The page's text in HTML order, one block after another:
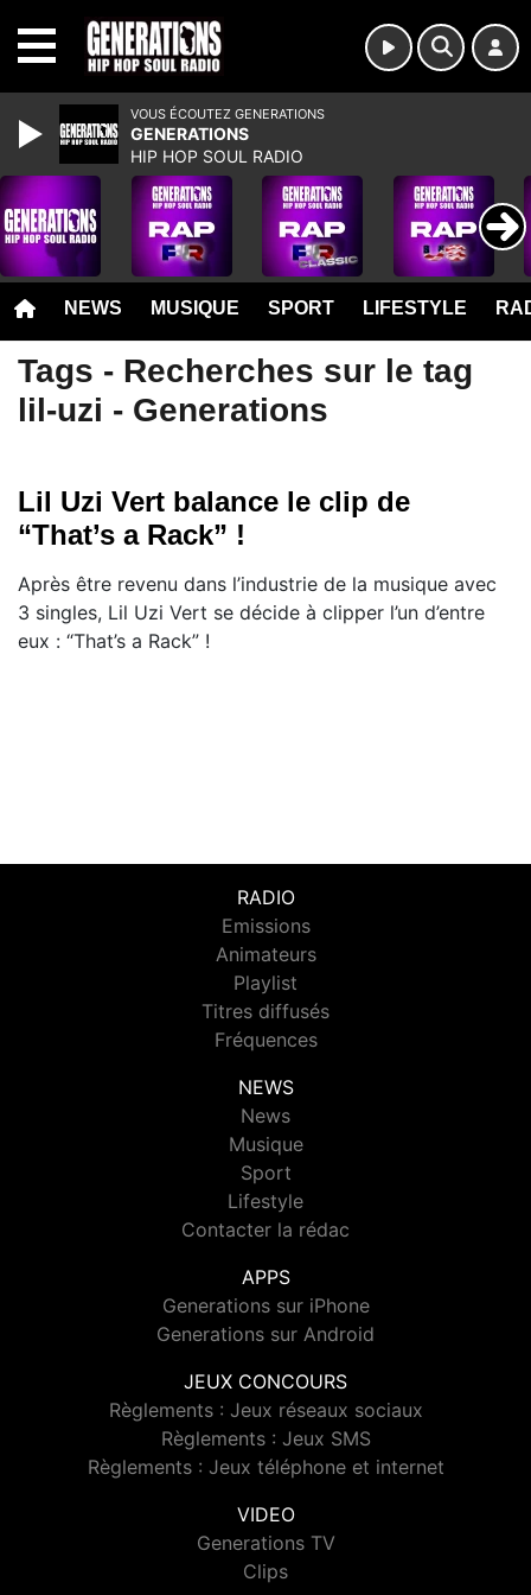
NEWS MUSIQUE SPORT LIFESTYLE
Tags - Recherches sur le tag
lil-uzi - Generations
Lil Uzi Vert balance le clip de
“That’s a Rack” !
Après être revenu dans l’industrie de la musique avec
3 singles, Lil Uzi Vert se décide à clipper l’un d’entre
eux : “That’s a Rack” !
RADIO
Emissions
Animateurs
Playlist
Titres diffusés
Fréquences
NEWS
News
Musique
Sport
Lifestyle
Contacter la rédac
APPS
Generations sur iPhone
Generations sur Android
JEUX CONCOURS
Règlements : Jeux réseaux sociaux
Règlements : Jeux SMS
Règlements : Jeux téléphone et internet
VIDEO
Generations TV
Clips
VOUS ÉCOUTEZ GENERATIONS
GENERATIONS
HIP HOP SOUL RADIO